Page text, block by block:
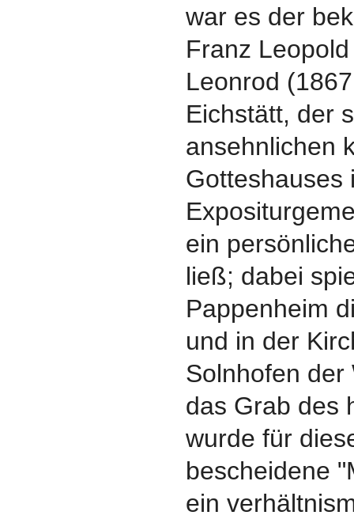
war es der
Franz
Leonrod
Eichstätt, der
ansehnlichen
Gotteshauses
ein
ließ; dabei
Pappenheim
und in der
Solnhofen der
das Grab des
wurde für
bescheidene
ein